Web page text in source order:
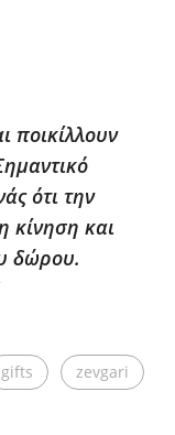
ποικίλλουν
ότι την
κίνηση και
δώρου.
gifts zevgari